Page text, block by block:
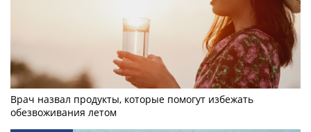
Врач назвал продукты, которые помогут избежать
обезвоживания летом